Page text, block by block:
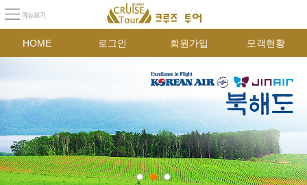
HOME 로그인 회원가입 모객현황